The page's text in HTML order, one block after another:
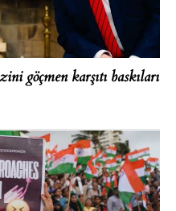
göçmen karşıtı baskıları